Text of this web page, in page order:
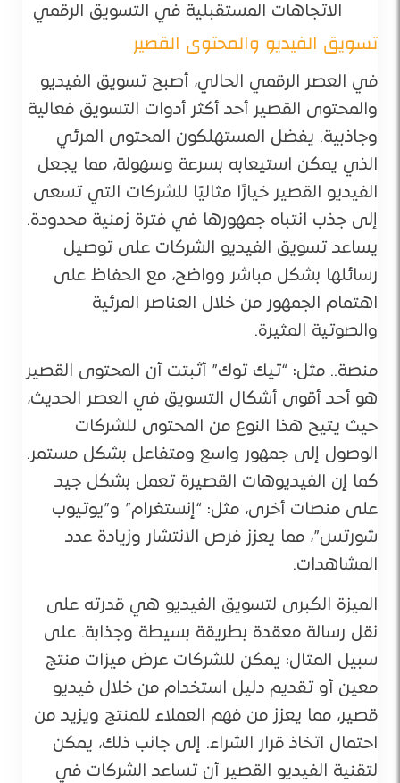
الاتجاهات المستقبلية في التسويق الرقمي
تسويق الفيديو والمحتوى القصير
في العصر الرقمي الحالي، أصبح تسويق الفيديو
والمحتوى القصير أحد أكثر أدوات التسويق فعالية
وجاذبية. يفضل المستهلكون المحتوى المرئي
الذي يمكن استيعابه بسرعة وسهولة، مما يجعل
الفيديو القصير خيارًا مثاليًا للشركات التي تسعى
إلى جذب انتباه جمهورها في فترة زمنية محدودة.
يساعد تسويق الفيديو الشركات على توصيل
رسائلها بشكل مباشر وواضح، مع الحفاظ على
اهتمام الجمهور من خلال العناصر المرئية
والصوتية المثيرة.
منصة.. مثل: “تيك توك” أثبتت أن المحتوى القصير
هو أحد أقوى أشكال التسويق في العصر الحديث،
حيث يتيح هذا النوع من المحتوى للشركات
الوصول إلى جمهور واسع ومتفاعل بشكل مستمر.
كما إن الفيديوهات القصيرة تعمل بشكل جيد
على منصات أخرى، مثل: “إنستغرام” و”يوتيوب
شورتس”، مما يعزز فرص الانتشار وزيادة عدد
المشاهدات.
الميزة الكبرى لتسويق الفيديو هي قدرته على
نقل رسالة معقدة بطريقة بسيطة وجذابة. على
سبيل المثال: يمكن للشركات عرض ميزات منتج
معين أو تقديم دليل استخدام من خلال فيديو
قصير، مما يعزز من فهم العملاء للمنتج ويزيد من
احتمال اتخاذ قرار الشراء. إلى جانب ذلك، يمكن
لتقنية الفيديو القصير أن تساعد الشركات في